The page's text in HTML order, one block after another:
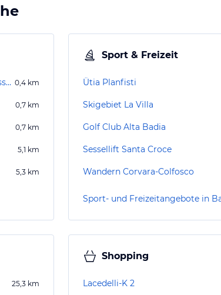
Allgemeine Ortsbeschreibung San Cassiano 0,4 km
0,7 km
0,7 km
5,1 km
5,3 km
Sport & Freizeit
Ütia Planfisti
Skigebiet La Villa
Golf Club Alta Badia
Sessellift Santa Croce
Wandern Corvara-Colfosco
Sport- und Freizeitangebote in
25,3 km
Shopping
Lacedelli-K 2